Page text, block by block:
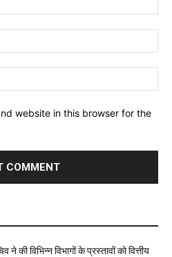
website in this browser for the
ने की विभिन्न विभागों के प्रस्तावों को वित्तीय